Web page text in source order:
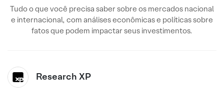
Tudo o que você precisa saber sobre os mercados nacional
e internacional, com análises econômicas e políticas sobre
fatos que podem impactar seus investimentos.
Research XP